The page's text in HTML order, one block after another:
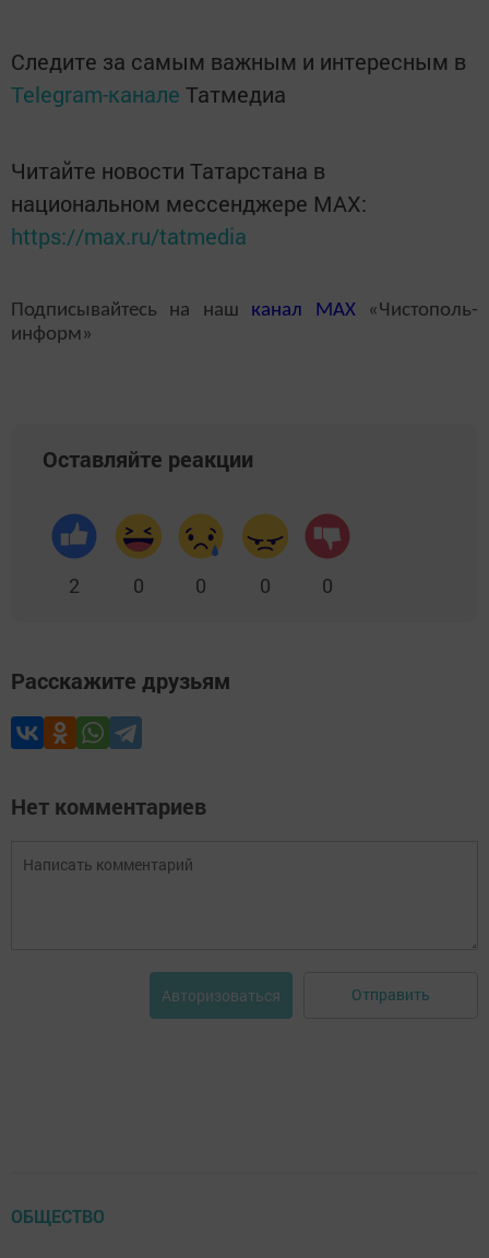
Следите за самым важным и интересным в
Telegram-канале Татмедиа
Читайте новости Татарстана в
национальном мессенджере MАХ:
https://max.ru/tatmedia
Подписывайтесь на наш канал MAX«Чистополь-
информ»
Оставляйте реакции
2 0 0 0 0
Расскажите друзьям
Нет комментариев
Авторизоваться Отправить
ОБЩЕСТВО